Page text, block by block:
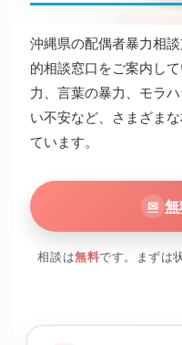
沖縄県の配偶者暴力相
的相談窓口をご案内し
力、言葉の暴力、モラ
い不安など、さまざま
ています。
✉ 無
相談は無料です。まずは